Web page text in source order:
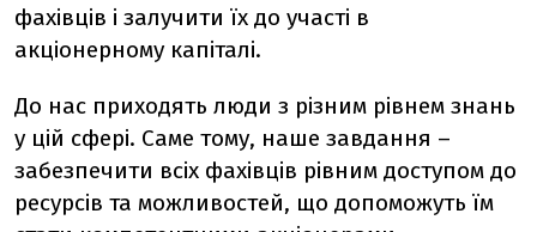
фахівців і залучити їх до участі в
акціонерному капіталі.
До нас приходять люди з різним рівнем знань
у цій сфері. Саме тому, наше завдання –
забезпечити всіх фахівців рівним доступом до
ресурсів та можливостей, що допоможуть їм